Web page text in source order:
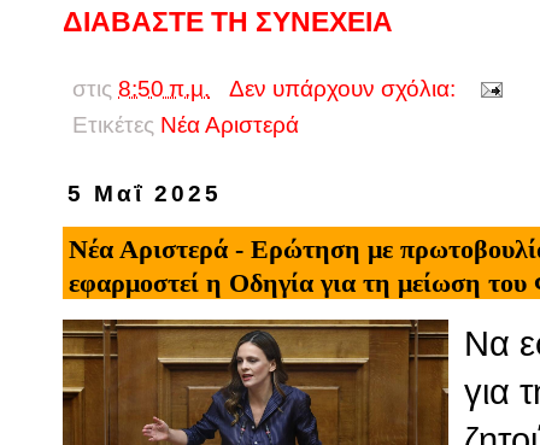
ΔΙΑΒΑΣΤΕ ΤΗ ΣΥΝΕΧΕΙΑ
στις 8:50 π.μ.
Δεν υπάρχουν σχόλια:
Ετικέτες Νέα Αριστερά
5 Μαΐ 2025
Νέα Αριστερά - Eρώτηση με
εφαρμοστεί η Οδηγία για τη μείωση
Να
για